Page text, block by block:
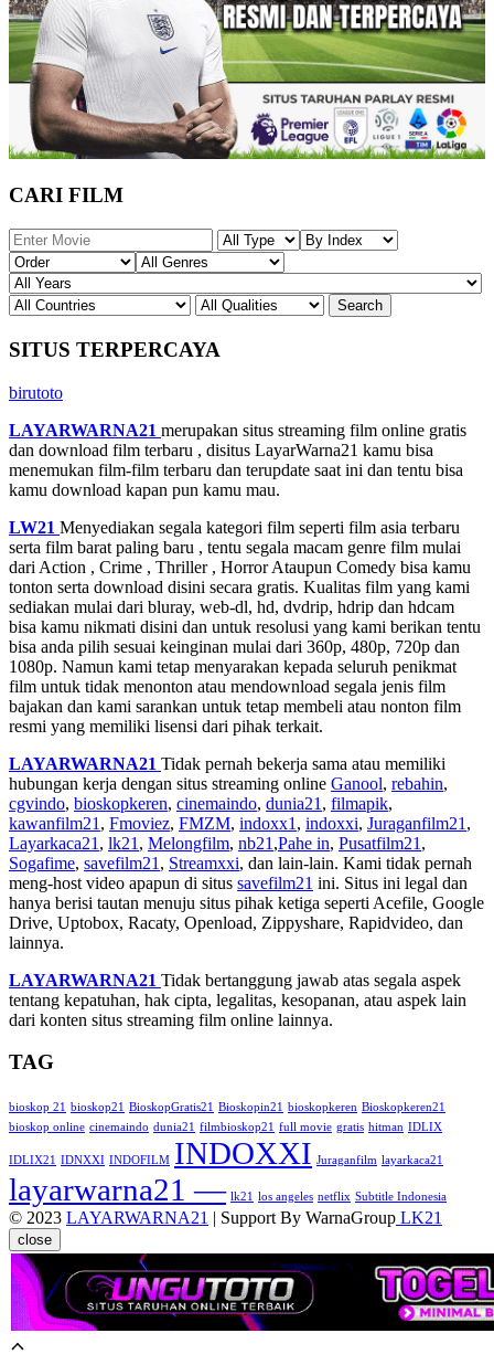
CARI FILM
SITUS TERPERCAYA
birutoto
LAYARWARNA21 merupakan situs streaming film online gratis
dan download film terbaru , disitus LayarWarna21 kamu bisa
menemukan film-film terbaru dan terupdate saat ini dan tentu bisa
kamu download kapan pun kamu mau.
LW21 Menyediakan segala kategori film seperti film asia terbaru
serta film barat paling baru , tentu segala macam genre film mulai
dari Action , Crime , Thriller , Horror Ataupun Comedy bisa kamu
tonton serta download disini secara gratis. Kualitas film yang kami
sediakan mulai dari bluray, web-dl, hd, dvdrip, hdrip dan hdcam
bisa kamu nikmati disini dan untuk resolusi yang kami berikan tentu
bisa anda pilih sesuai keinginan mulai dari 360p, 480p, 720p dan
1080p. Namun kami tetap menyarakan kepada seluruh penikmat
film untuk tidak menonton atau mendownload segala jenis film
bajakan dan kami sarankan untuk tetap membeli atau nonton film
resmi yang memiliki lisensi dari pihak terkait.
LAYARWARNA21 Tidak pernah bekerja sama atau memiliki
hubungan kerja dengan situs streaming online Ganool, rebahin,
cgvindo, bioskopkeren, cinemaindo, dunia21 , filmapik,
kawanfilm21 , Fmoviez, FMZM, indoxx1 , indoxxi, Juraganfilm21 ,
Layarkaca21 , lk21 , Melongfilm, nb21 ,Pahe in, Pusatfilm21 ,
Sogafime, savefilm21 , Streamxxi, dan lain-lain. Kami tidak pernah
meng-host video apapun di situs savefilm21 ini. Situs ini legal dan
hanya berisi tautan menuju situs pihak ketiga seperti Acefile, Google
Drive, Uptobox, Racaty, Openload, Zippyshare, Rapidvideo, dan
lainnya.
LAYARWARNA21 Tidak bertanggung jawab atas segala aspek
tentang kepatuhan, hak cipta, legalitas, kesopanan, atau aspek lain
dari konten situs streaming film online lainnya.
TAG
bioskop 21 bioskop21 BioskopGratis21 Bioskopin21 bioskopkeren Bioskopkeren21
bioskop online cinemaindo dunia21 filmbioskop21 full movie gratis hitman IDLIX
IDLIX21 IDNXXI INDOFILM INDOXXI Juraganfilm layarkaca21
layarwarna21 — lk21 los angeles netflix Subtitle Indonesia
© 2023 LAYARWARNA21 | Support By WarnaGroup LK21
close